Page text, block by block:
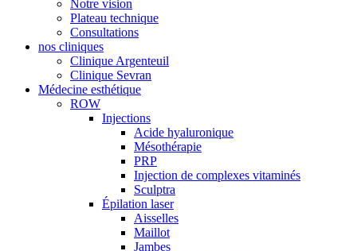
Notre vision
Plateau technique
Consultations
nos cliniques
Clinique Argenteuil
Clinique Sevran
Médecine esthétique
ROW
Injections
Acide hyaluronique
Mésothérapie
PRP
Injection de complexes vitaminés
Sculptra
Épilation laser
Aisselles
Maillot
Jambes